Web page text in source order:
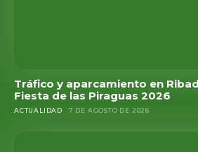
Tráfico y aparcamiento en
Fiesta de las Piraguas 2026
ACTUALIDAD 7 DE AGOSTO DE 2026